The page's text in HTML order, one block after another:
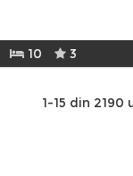
10 3
1-15 din